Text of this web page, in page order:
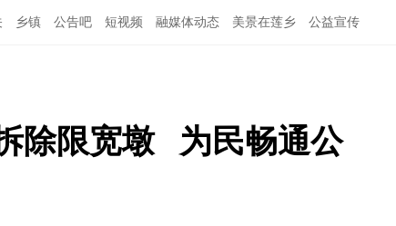
乡镇 公告吧 短视频 融媒体动态 美景在莲乡 公益宣传
除限宽墩   为民畅通公